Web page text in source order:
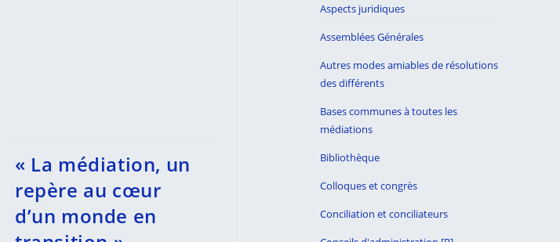
« La médiation, un
repère au cœur
d’un monde en
Aspects juridiques
Assemblées Générales
Autres modes amiables de résolutions
des différents
Bases communes à toutes les
médiations
Bibliothèque
Colloques et congrès
Conciliation et conciliateurs